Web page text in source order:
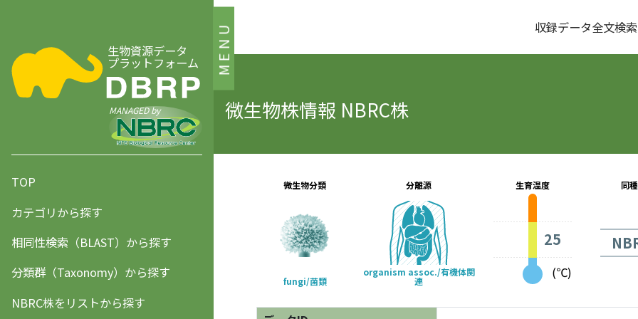
MENU
生物資源データ
プラットフォーム
MANAGED by
TOP
カテゴリから探す
相同性検索（BLAST）から探す
分類群（Taxonomy）から探す
NBRC株をリストから探す
収録データ全文検索
微生物株情報 NBRC株